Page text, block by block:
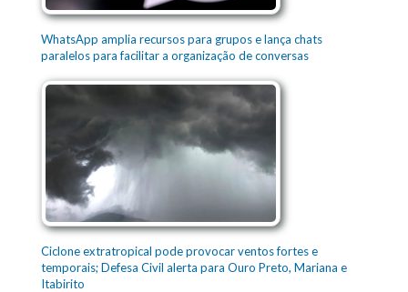
WhatsApp amplia recursos para grupos e lança chats
paralelos para facilitar a organização de conversas
Ciclone extratropical pode provocar ventos fortes e
temporais; Defesa Civil alerta para Ouro Preto, Mariana e
Itabirito